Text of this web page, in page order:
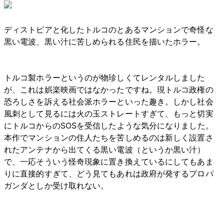
ディストピアと化したトルコのとあるマンションで奇怪な
黒い電波、黒い汁に苦しめられる住民を描いたホラー。
トルコ製ホラーというのが物珍しくてレンタルしました
が、これは娯楽映画ではなかったですね。現トルコ政権の
恐ろしさを訴える社会派ホラーといった趣き。しかし社会
風刺として見るには火の玉ストレートすぎて、もっと切実
にトルコからのSOSを受信したような気分になりました。
本作でマンションの住人たちを苦しめるのは新しく設置さ
れたアンテナから出てくる黒い電波（というか黒い汁）
で、一応そういう怪奇現象に置き換えているにしてもあま
りに直接的すぎて、どう見てもあれは政府が発するプロパ
ガンダとしか受け取れない。